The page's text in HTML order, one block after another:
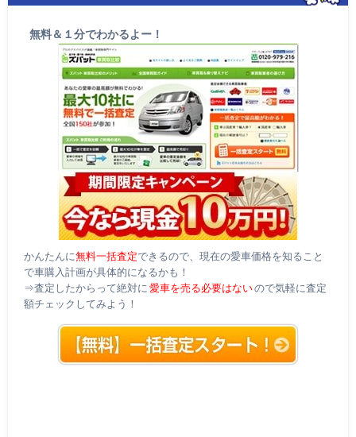
無料＆１分でわかるよー！
かんたんに無料一括査定できるので、現在の愛車価格を知ること
で車購入計画が具体的になるかも！
⇒査定したからって絶対に 愛車を売る必要はないので気軽に査定
額チェックしてみよう！